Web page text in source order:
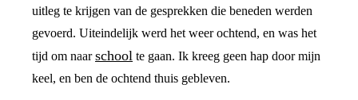
uitleg te krijgen van de gesprekken die beneden werden
gevoerd. Uiteindelijk werd het weer ochtend, en was het
tijd om naarschool te gaan. Ik kreeg geen hap door mijn
keel, en ben de ochtend thuis gebleven.